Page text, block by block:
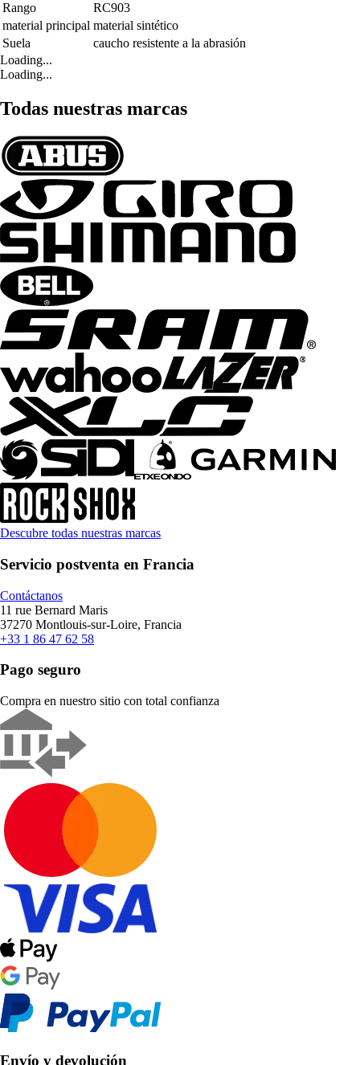
Rango
RC903
material principal material sintético
Suela
caucho resistente a la abrasión
Loading...
Loading...
Todas nuestras marcas
Descubre todas nuestras marcas
Servicio postventa en Francia
Contáctanos
11 rue Bernard Maris
37270 Montlouis-sur-Loire, Francia
+33 1 86 47 62 58
Pago seguro
Compra en nuestro sitio con total confianza
Envío y devolución